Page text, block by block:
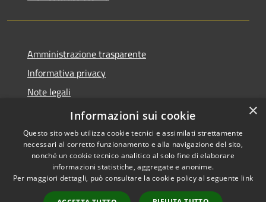
Amministrazione trasparente
Informativa privacy
Note legali
Dichiarazione di accessibilità
Accessibilità
Copyright © 2026 • Comune di
Merì • Powered by
Municipium• Accesso
×
Informazioni sui cookie
Questo sito web utilizza cookie tecnici e assimilati strettamente
necessari al corretto funzionamento e alla navigazione del sito,
nonché un cookie tecnico analitico al solo fine di elaborare
informazioni statistiche, aggregate e anonime.
Per maggiori dettagli, può consultare la cookie policy al seguente link